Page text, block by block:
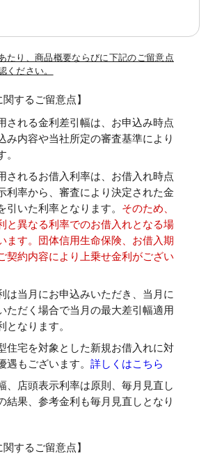
たり、商品概要ならびに下記のご留意点
ください。
関するご留意点】
される金利差引幅は、お申込み時点
み内容や当社所定の審査基準により
。
されるお借入利率は、お借入れ時点
利率から、審査により決定された金
引いた利率となります。 そのため、
と異なる利率でのお借入れとなる場
ます。団体信用生命保険、お借入期
契約内容により上乗せ金利がござい
は当月にお申込みいただき、当月に
ただく場合で当月の最大差引幅適用
となります。
住宅を対象とした新規お借入れに対
遇もございます。 詳しくはこちら
、店頭表示利率は原則、毎月見直し
結果、参考金利も毎月見直しとなり
関するご留意点】